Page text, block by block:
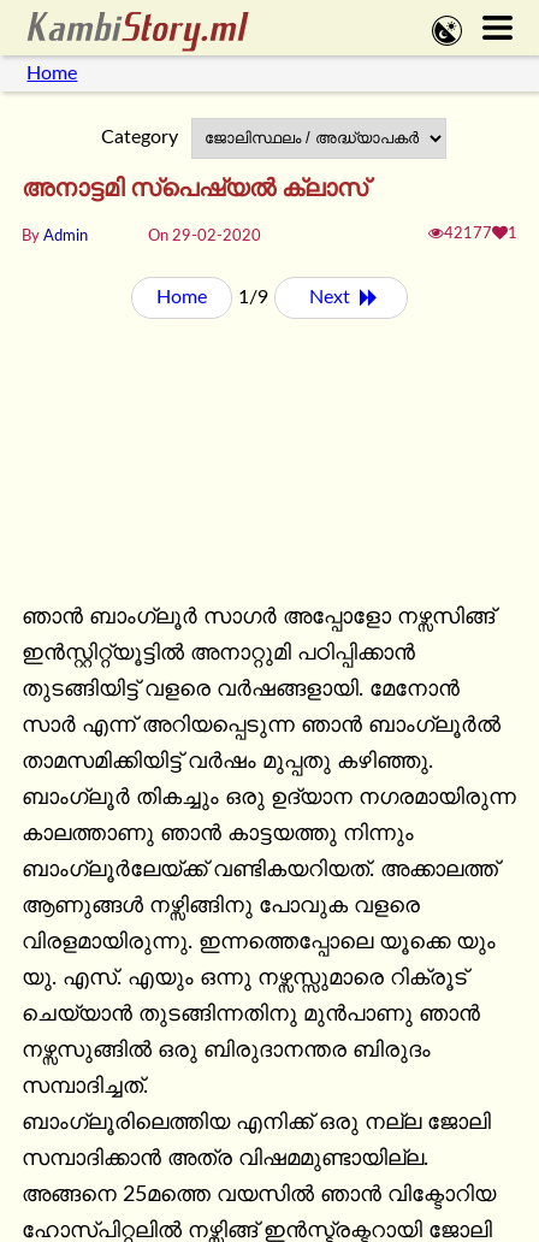
Home
Category
അനാട്ടമി സ്പെഷ്യൽ ക്ലാസ്
By Admin On 29-02-2020 42177 1
Home 1/9 Next
ഞാൻ ബാംഗ്ലൂർ സാഗർ അപ്പോളോ നഴ്സസിങ്ങ്
ഇൻസ്റ്റിറ്റ്യൂട്ടിൽ അനാറ്റുമി പഠിപ്പിക്കാൻ
തുടങ്ങിയിട്ട് വളരെ വർഷങ്ങളായി. മേനോൻ
സാർ എന്ന് അറിയപ്പെടുന്ന ഞാൻ ബാംഗ്ലൂർൽ
താമസമിക്കിയിട്ട് വർഷം മുപ്പതു കഴിഞ്ഞു.
ബാംഗ്ലൂർ തികച്ചും ഒരു ഉദ്യാന നഗരമായിരുന്ന
കാലത്താണു ഞാൻ കാട്ടയത്തു നിന്നും
ബാംഗ്ലൂർലേയ്ക്ക് വണ്ടികയറിയത്. അക്കാലത്ത്
ആണുങ്ങൾ നഴ്സിങ്ങിനു പോവുക വളരെ
വിരളമായിരുന്നു. ഇന്നത്തെപ്പോലെ യൂക്കെ യും
യു. എസ്. എയും ഒന്നു നഴ്സസ്സുമാരെ റിക്രൂട്
ചെയ്യാൻ തുടങ്ങിന്നതിനു മുൻപാണു ഞാൻ
നഴ്സസുങ്ങിൽ ഒരു ബിരുദാനന്തര ബിരുദം
സമ്പാദിച്ചത്.
ബാംഗ്ലൂരിലെത്തിയ എനിക്ക് ഒരു നല്ല ജോലി
സമ്പാദിക്കാൻ അത്ര വിഷമമുണ്ടായില്ല.
അങ്ങനെ 25മത്തെ വയസിൽ ഞാൻ വിക്ടോറിയ
ഹോസ്പിറ്റലിൽ നഴ്സിങ്ങ് ഇൻസ്ട്രക്ടറായി ജോലി